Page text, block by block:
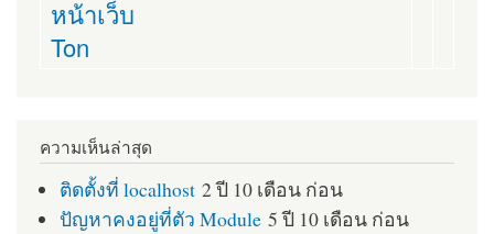
หน้าเว็บ
Ton
ความเห็นล่าสุด
ติดตั้งที่ localhost 2 ปี 10 เดือน ก่อน
ปัญหาคงอยู่ที่ตัว Module 5 ปี 10 เดือน ก่อน